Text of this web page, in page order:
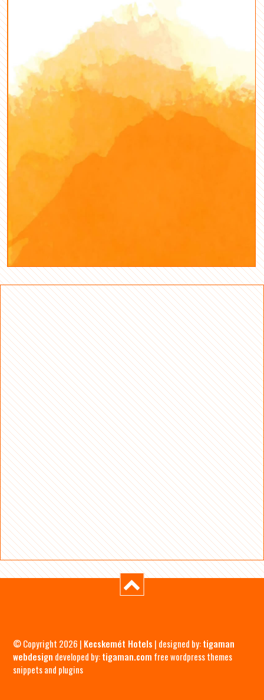
© Copyright 2026 | Kecskemét Hotels | designed by:tigaman
webdesign developed by:tigaman.com free wordpress themes
snippets and plugins